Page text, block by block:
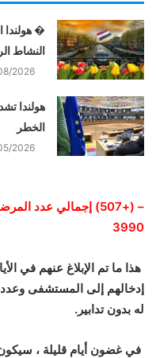
� هولندا
النشاط
2026
هولندا
الخطر
2026
– (+507) إجمالي عدد
3990
هذا ما تم الإبلاغ عنهم في
إدخالهم إلى المستشفى وعدد
له بدون تدابير.
في غضون أيام قليلة ،